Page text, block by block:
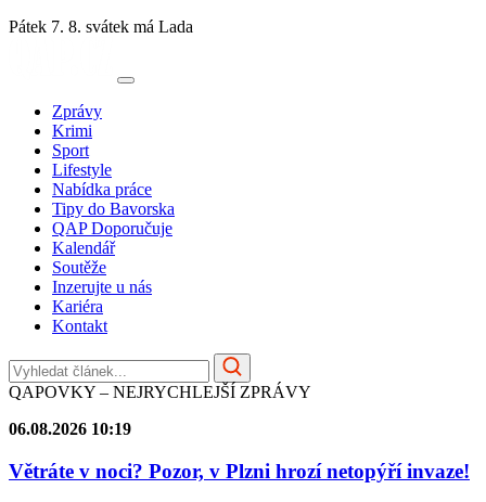
Pátek 7. 8. svátek má Lada
Zprávy
Krimi
Sport
Lifestyle
Nabídka práce
Tipy do Bavorska
QAP Doporučuje
Kalendář
Soutěže
Inzerujte u nás
Kariéra
Kontakt
QAPOVKY – NEJRYCHLEJŠÍ ZPRÁVY
06.08.2026 10:19
Větráte v noci? Pozor, v Plzni hrozí netopýří invaze!